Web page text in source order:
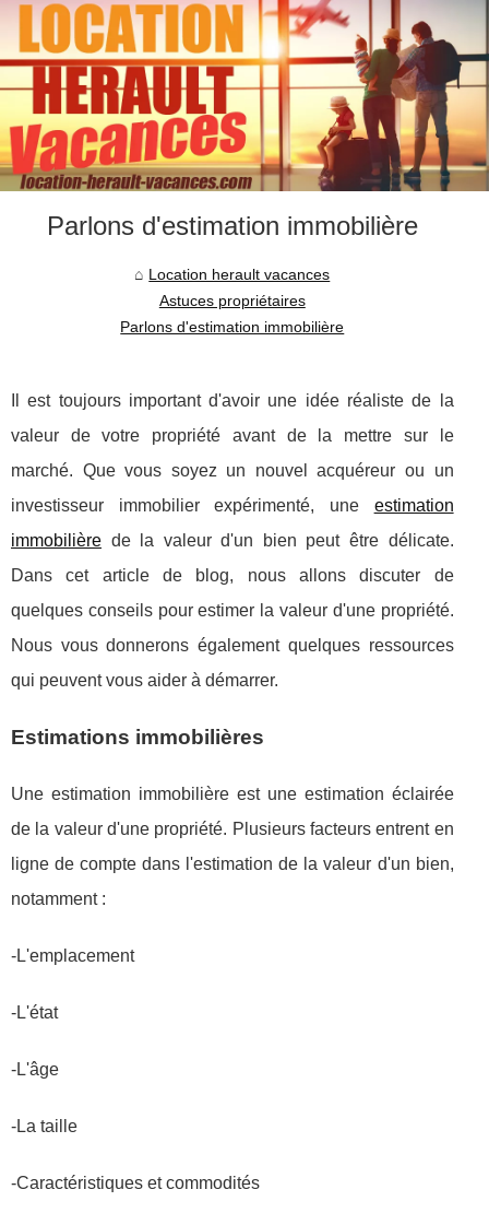
Parlons d'estimation immobilière
Location herault vacances
Astuces propriétaires
Parlons d'estimation immobilière
Il est toujours important d'avoir une idée réaliste de la
valeur de votre propriété avant de la mettre sur le
marché. Que vous soyez un nouvel acquéreur ou un
investisseur immobilier expérimenté, une estimation
immobilière de la valeur d'un bien peut être délicate.
Dans cet article de blog, nous allons discuter de
quelques conseils pour estimer la valeur d'une propriété.
Nous vous donnerons également quelques ressources
qui peuvent vous aider à démarrer.
Estimations immobilières
Une estimation immobilière est une estimation éclairée
de la valeur d'une propriété. Plusieurs facteurs entrent en
ligne de compte dans l'estimation de la valeur d'un bien,
notamment :
-L'emplacement
-L'état
-L'âge
-La taille
-Caractéristiques et commodités